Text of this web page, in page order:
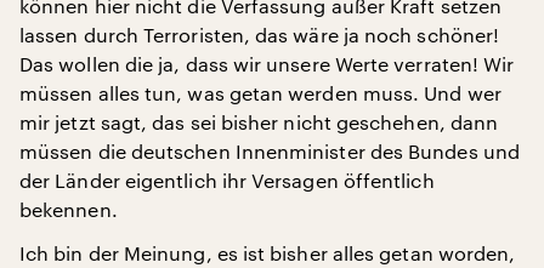
können hier nicht die Verfassung außer Kraft setzen
lassen durch Terroristen, das wäre ja noch schöner!
Das wollen die ja, dass wir unsere Werte verraten! Wir
müssen alles tun, was getan werden muss. Und wer
mir jetzt sagt, das sei bisher nicht geschehen, dann
müssen die deutschen Innenminister des Bundes und
der Länder eigentlich ihr Versagen öffentlich
bekennen.
Ich bin der Meinung, es ist bisher alles getan worden,